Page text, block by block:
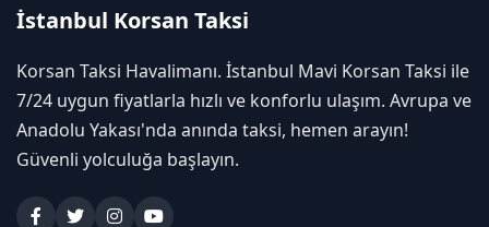
İstanbul Korsan Taksi
Korsan Taksi Havalimanı. İstanbul Mavi Korsan Taksi ile
7/24 uygun fiyatlarla hızlı ve konforlu ulaşım. Avrupa ve
Anadolu Yakası'nda anında taksi, hemen arayın!
Güvenli yolculuğa başlayın.